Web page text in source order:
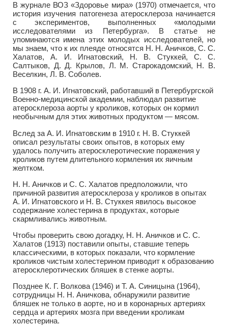
В журнале ВОЗ «Здоровье мира» (1970) отмечается, что
история изучения патогенеза атеросклероза начинается
с экспериментов, выполненных «молодыми
исследователями из Петербурга». В статье не
упоминаются имена этих молодых исследователей, но
мы знаем, что к их плеяде относятся Н. Н. Аничков, С. С.
Халатов, А. И. Игнатовский, Н. В. Стуккей, С. С.
Салтыков, Д. Д. Крылов, Л. М. Старокадомский, Н. В.
Веселкин, Л. В. Соболев.
В 1908 г. А. И. Игнатовский, работавший в Петербургской
Военно-медицинской академии, наблюдал развитие
атеросклероза аорты у кроликов, которых он кормил
необычным для этих животных продуктом — мясом.
Вслед за А. И. Игнатовским в 1910 г. Н. В. Стуккей
описал результаты своих опытов, в которых ему
удалось получить атеросклеротические поражения у
кроликов путем длительного кормления их яичным
желтком.
Н. Н. Аничков и С. С. Халатов предположили, что
причиной развития атеросклероза у кроликов в опытах
А. И. Игнатовского и Н. В. Стуккея явилось высокое
содержание холестерина в продуктах, которые
скармливались животным.
Чтобы проверить свою догадку, Н. Н. Аничков и С. С.
Халатов (1913) поставили опыты, ставшие теперь
классическими, в которых показали, что кормление
кроликов чистым холестерином приводит к образованию
атеросклеротических бляшек в стенке аорты.
Позднее К. Г. Волкова (1946) и Т. А. Синицына (1964),
сотрудницы Н. Н. Аничкова, обнаружили развитие
бляшек не только в аорте, но и в коронарных артериях
сердца и артериях мозга при введении кроликам
холестерина.